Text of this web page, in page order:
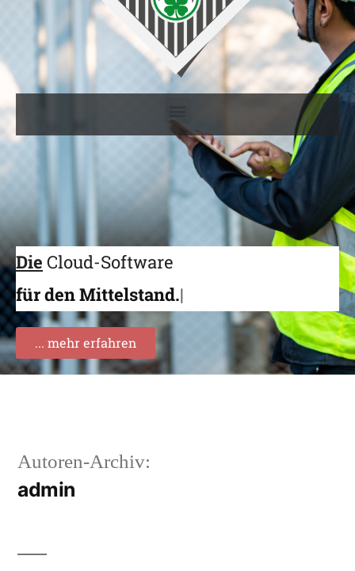
Die Cloud-Software
für den Mittelstand.
... mehr erfahren
Autoren-Archiv:
admin